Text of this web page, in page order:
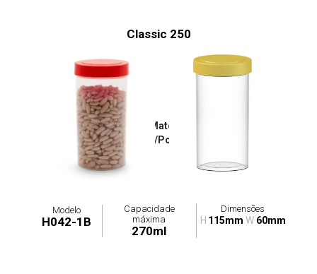
Classic 250
Modelo
H042-1B
Capacidade
máxima
270ml
Dimensões
H 115mm W 60mm
Tampa: H042-2T / Materiais Disponíveis:
Poliestireno/Polipropileno